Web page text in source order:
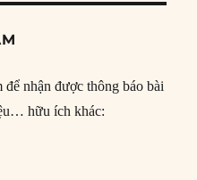
nhận được thông báo bài
hữu ích khác: